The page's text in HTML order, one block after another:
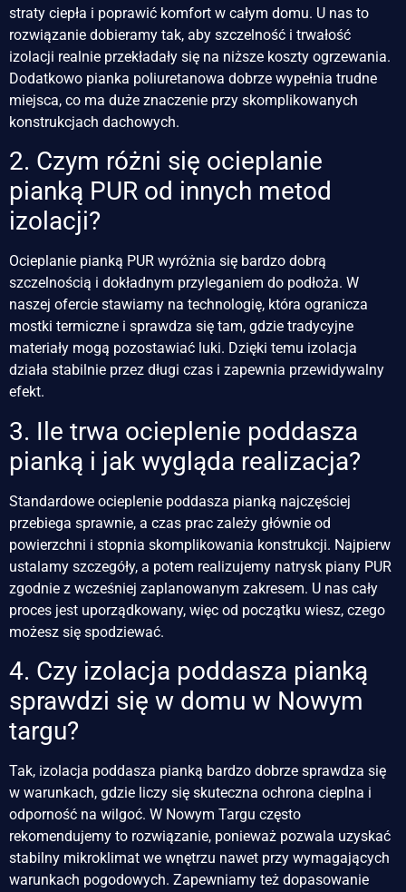
straty ciepła i poprawić komfort w całym domu. U nas to
rozwiązanie dobieramy tak, aby szczelność i trwałość
izolacji realnie przekładały się na niższe koszty ogrzewania.
Dodatkowo pianka poliuretanowa dobrze wypełnia trudne
miejsca, co ma duże znaczenie przy skomplikowanych
konstrukcjach dachowych.
2. Czym różni się ocieplanie
pianką PUR od innych metod
izolacji?
Ocieplanie pianką PUR wyróżnia się bardzo dobrą
szczelnością i dokładnym przyleganiem do podłoża. W
naszej ofercie stawiamy na technologię, która ogranicza
mostki termiczne i sprawdza się tam, gdzie tradycyjne
materiały mogą pozostawiać luki. Dzięki temu izolacja
działa stabilnie przez długi czas i zapewnia przewidywalny
efekt.
3. Ile trwa ocieplenie poddasza
pianką i jak wygląda realizacja?
Standardowe ocieplenie poddasza pianką najczęściej
przebiega sprawnie, a czas prac zależy głównie od
powierzchni i stopnia skomplikowania konstrukcji. Najpierw
ustalamy szczegóły, a potem realizujemy natrysk piany PUR
zgodnie z wcześniej zaplanowanym zakresem. U nas cały
proces jest uporządkowany, więc od początku wiesz, czego
możesz się spodziewać.
4. Czy izolacja poddasza pianką
sprawdzi się w domu w Nowym
targu?
Tak, izolacja poddasza pianką bardzo dobrze sprawdza się
w warunkach, gdzie liczy się skuteczna ochrona cieplna i
odporność na wilgoć. W Nowym Targu często
rekomendujemy to rozwiązanie, ponieważ pozwala uzyskać
stabilny mikroklimat we wnętrzu nawet przy wymagających
warunkach pogodowych. Zapewniamy też dopasowanie